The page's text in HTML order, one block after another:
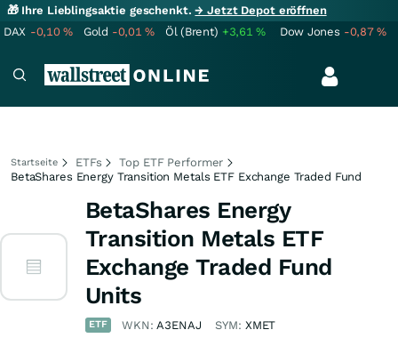
🎁 Ihre Lieblingsaktie geschenkt.→ Jetzt Depot eröffnen
DAX -0,10% Gold -0,01% Öl (Brent) +3,61% Dow Jones -0,87%
Startseite ETFs
Top ETF Performer
BetaShares Energy Transition Metals ETF Exchange Traded Fund
BetaShares Energy
Transition Metals ETF
Exchange Traded Fund
Units
ETF WKN:A3ENAJ SYM: XMET